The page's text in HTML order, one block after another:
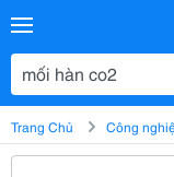
Trang Chủ Công